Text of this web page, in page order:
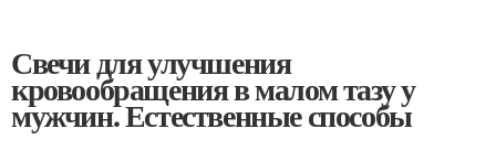
Свечи для улучшения
кровообращения в малом тазу у
мужчин. Естественные способы